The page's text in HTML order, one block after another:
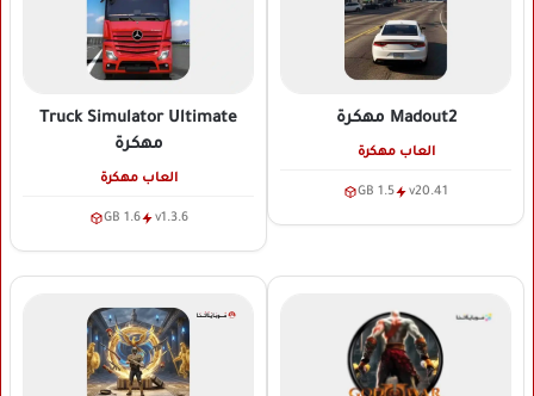
Madout2 مهكرة
العاب مهكرة
v20.41
1.5 GB
Truck Simulator Ultimate
مهكرة
العاب مهكرة
v1.3.6
1.6 GB